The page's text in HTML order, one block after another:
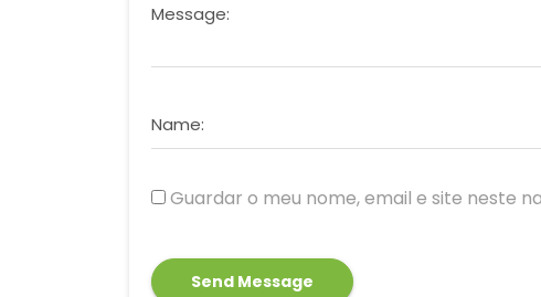
Message:
Name:
Guardar o meu nome, email e site neste